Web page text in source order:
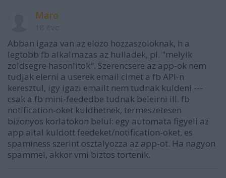
Maro
Abban igaza van az elozo hozzaszoloknak, h a
legtobb fb alkalmazas az hulladek, pl. "melyik
zoldsegre hasonlitok". Szerencsere az app-ok nem
tudjak elerni a userek email cimet a fb API-n
keresztul, igy igazi emailt nem tudnak kuldeni ---
csak a fb mini-feededbe tudnak beleirni ill. fb
notification-oket kuldhetnek, termeszetesen
bizonyos korlatokon belul: egy automata figyeli az
app altal kuldott feedeket/notification-oket, es
spaminess szerint osztalyozza az app-ot. Ha nagyon
spammel, akkor vmi biztos tortenik.